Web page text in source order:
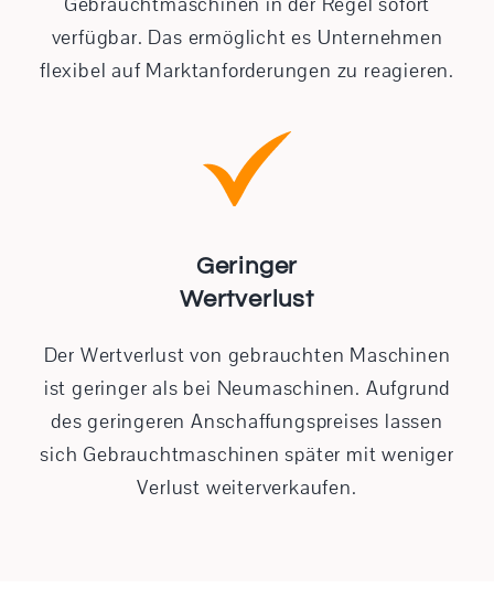
verfügbar. Das ermöglicht es Unternehmen
flexibel auf Marktanforderungen zu reagieren.
Geringer
Wertverlust
Der Wertverlust von gebrauchten Maschinen
ist geringer als bei Neumaschinen. Aufgrund
des geringeren Anschaffungspreises lassen
sich Gebrauchtmaschinen später mit weniger
Verlust weiterverkaufen.